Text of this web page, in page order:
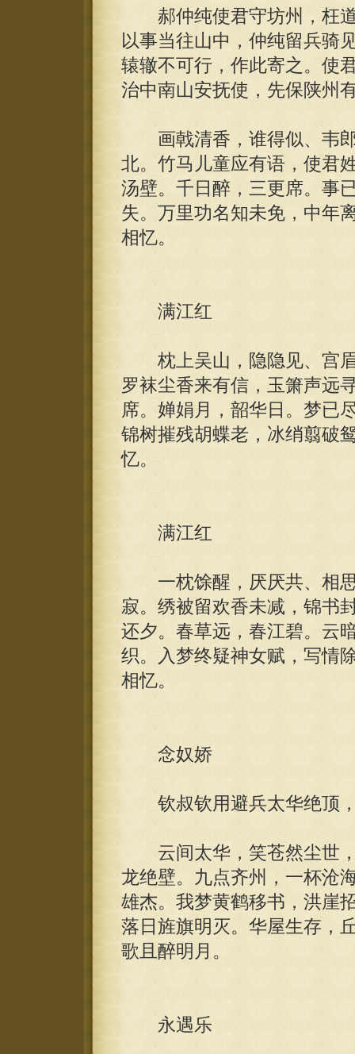
郝仲纯使君守坊州，枉道
以事当往山中，仲纯留兵骑
辕辙不可行，作此寄之。使
治中南山安抚使，先保陕州
画戟清香，谁得似、韦郎
北。竹马儿童应有语，使君
汤壁。千日醉，三更席。事
失。万里功名知未免，中年
相忆。
满江红
枕上吴山，隐隐见、宫眉
罗袜尘香来有信，玉箫声远
席。婵娟月，韶华日。梦已
锦树摧残胡蝶老，冰绡翦破
忆。
满江红
一枕馀醒，厌厌共、相思
寂。绣被留欢香未减，锦书
还夕。春草远，春江碧。云
织。入梦终疑神女赋，写情
相忆。
念奴娇
钦叔钦用避兵太华绝顶，
云间太华，笑苍然尘世，
龙绝壁。九点齐州，一杯沧
雄杰。我梦黄鹤移书，洪崖
落日旌旗明灭。华屋生存，
歌且醉明月。
永遇乐